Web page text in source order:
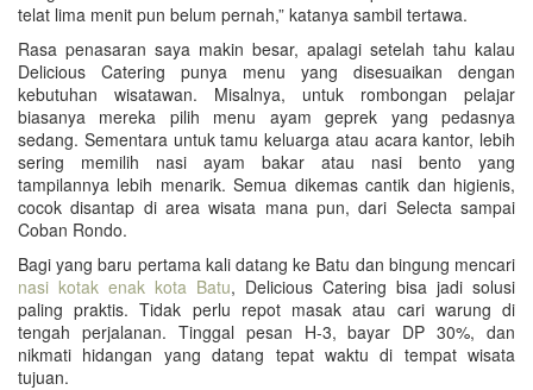
telat lima menit pun belum pernah,” katanya sambil tertawa.
Rasa penasaran saya makin besar, apalagi setelah tahu kalau
Delicious Catering punya menu yang disesuaikan dengan
kebutuhan wisatawan. Misalnya, untuk rombongan pelajar
biasanya mereka pilih menu ayam geprek yang pedasnya
sedang. Sementara untuk tamu keluarga atau acara kantor, lebih
sering memilih nasi ayam bakar atau nasi bento yang
tampilannya lebih menarik. Semua dikemas cantik dan higienis,
cocok disantap di area wisata mana pun, dari Selecta sampai
Coban Rondo.
Bagi yang baru pertama kali datang ke Batu dan bingung mencari
nasi kotak enak kota Batu, Delicious Catering bisa jadi solusi
paling praktis. Tidak perlu repot masak atau cari warung di
tengah perjalanan. Tinggal pesan H-3, bayar DP 30%, dan
nikmati hidangan yang datang tepat waktu di tempat wisata
tujuan.